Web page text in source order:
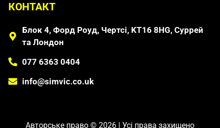
КОНТАКТ
Блок 4, Форд Роуд, Чертсі, KT16 8HG, Суррей
та Лондон
077 6363 0404
info@simvic.co.uk
Авторське право © 2026 | Усі права захищено